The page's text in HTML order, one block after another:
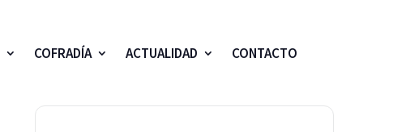
COFRADÍA ACTUALIDAD CONTACTO